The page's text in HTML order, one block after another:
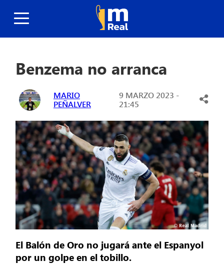
Benzema no arranca
MARIO
PEÑALVER
9 MARZO 2023 -
21:45
El Balón de Oro no jugará ante el Espanyol
por un golpe en el tobillo.